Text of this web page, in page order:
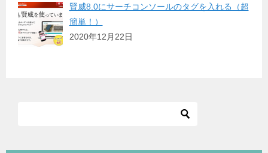
賢威8.0にサーチコンソールのタグを入れる（超
簡単！）
2020年12月22日